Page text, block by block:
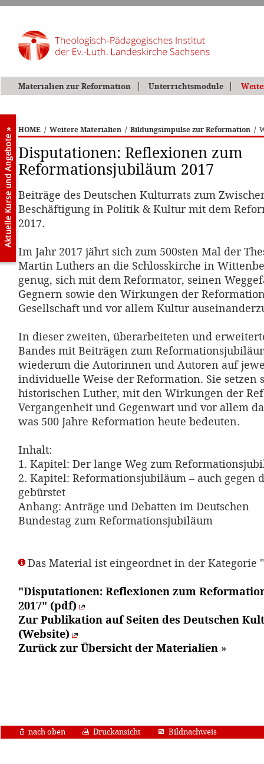
Materialien zur Reformation Unterrichtsmodule
HOME / Weitere Materialien / Bildungsimpulse zur Reformation /
Disputationen: Reflexionen zum
Reformationsjubiläum 2017
Beiträge des Deutschen Kulturrats zum
Beschäftigung in Politik & Kultur mit dem
2017.
Im Jahr 2017 jährt sich zum 500sten Mal der
Martin Luthers an die Schlosskirche in
genug, sich mit dem Reformator, seinen
Gegnern sowie den Wirkungen der
Gesellschaft und vor allem Kultur
In dieser zweiten, überarbeiteten und
Bandes mit Beiträgen zum
wiederum die Autorinnen und Autoren auf
individuelle Weise der Reformation. Sie setzen
historischen Luther, mit den Wirkungen der
Vergangenheit und Gegenwart und vor allem
was 500 Jahre Reformation heute bedeuten.
Inhalt:
1. Kapitel: Der lange Weg zum
2. Kapitel: Reformationsjubiläum – auch gegen
gebürstet
Anhang: Anträge und Debatten im Deutschen
Bundestag zum Reformationsjubiläum
Das Material ist eingeordnet in der Kategorie
"Disputationen: Reflexionen zum
2017" (pdf)
Zur Publikation auf Seiten des Deutschen
(Website)
Zurück zur Übersicht der Materialien »
nach oben Druckansicht Bildnachweis